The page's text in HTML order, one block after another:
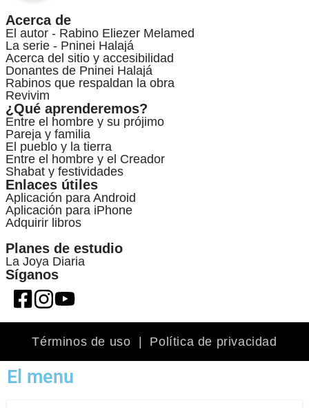
Acerca de
El autor - Rabino Eliezer Melamed
La serie - Pninei Halajá
Acerca del sitio y accesibilidad
Donantes de Pninei Halajá
Rabinos que respaldan la obra
Revivim
¿Qué aprenderemos?
Entre el hombre y su prójimo
Pareja y familia
El pueblo y la tierra
Entre el hombre y el Creador
Shabat y festividades
Enlaces útiles
Aplicación para Android
Aplicación para iPhone
Adquirir libros
Planes de estudio
La Joya Diaria
Síganos
Términos de uso Política de privacidad
El menu